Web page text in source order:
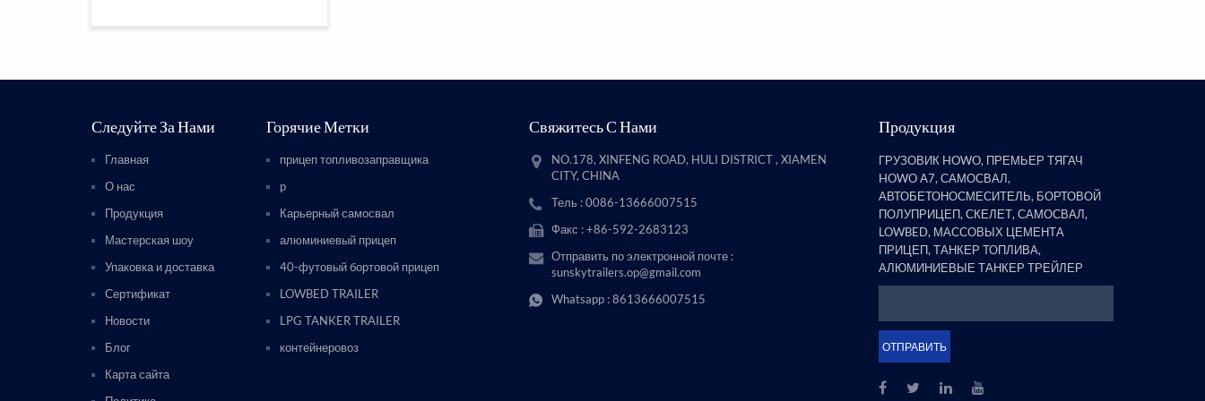
Следуйте За Нами
Главная
О нас
Продукция
Мастерская шоу
Упаковка и доставка
Сертификат
Новости
Блог
Карта сайта
Горячие Метки
прицеп топливозаправщика
p
Карьерный самосвал
алюминиевый прицеп
40-футовый бортовой прицеп
LOWBED TRAILER
LPG TANKER TRAILER
контейнеровоз
Свяжитесь С Нами
NO.178, XINFENG ROAD, HULI DISTRICT , XIAMEN
CITY, CHINA
Тель : 0086-13666007515
Факс : +86-592-2683123
Отправить по электронной почте :
sunskytrailers.op@gmail.com
Whatsapp :8613666007515
Продукция
ГРУЗОВИК HOWO, ПРЕМЬЕР ТЯГАЧ
HOWO A7, САМОСВАЛ,
АВТОБЕТОНОСМЕСИТЕЛЬ, БОРТОВОЙ
ПОЛУПРИЦЕП, СКЕЛЕТ, САМОСВАЛ,
LOWBED, МАССОВЫХ ЦЕМЕНТА
ПРИЦЕП, ТАНКЕР ТОПЛИВА,
АЛЮМИНИЕВЫЕ ТАНКЕР ТРЕЙЛЕР